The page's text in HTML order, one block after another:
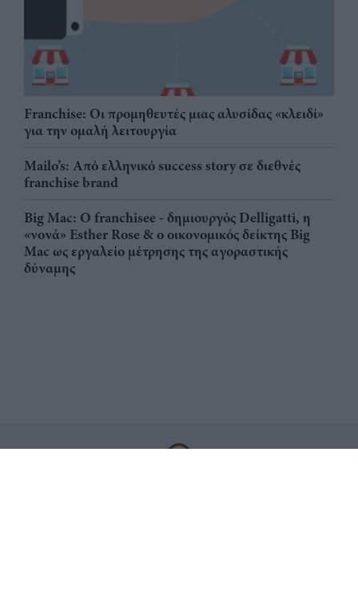
Franchise: Οι προμηθευτές μιας αλυσίδας «κλειδί»
για την ομαλή λειτουργία
Mailo’s: Από ελληνικό success story σε διεθνές
franchise brand
Big Mac: Ο franchisee - δημιουργός Delligatti, η
«νονά» Esther Rose & ο οικονομικός δείκτης Big
Mac ως εργαλείο μέτρησης της αγοραστικής
δύναμης